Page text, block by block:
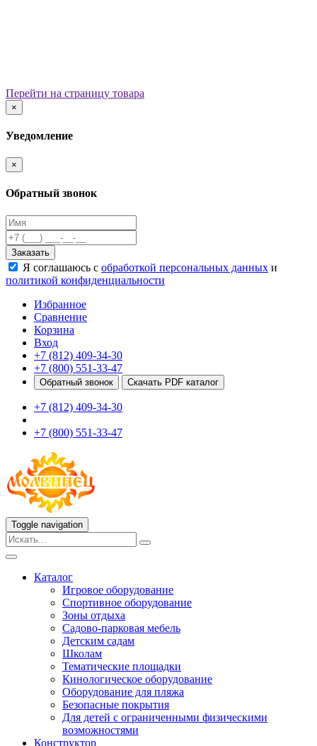
Игровые элементы
Качалки на пружине
Домики-беседки
Развивающие игровые элементы
ПДД для детей
Безопасные покрытия
Спортивные комплексы от 3 до 7 лет
Входные арки
Информационные стойки
Ограждения
Для детей с ограниченными возможностями
Школам
Игровые комплексы от 5 до 12 лет
Спортивные элементы
Тренажеры
Теннисные столы
Спортивные ворота
Спортивные стойки
Оборудование для ГТО
Информационные стойки
Ограждения
Безопасные покрытия
Игровые комплексы от 5 до 12 лет
Горки
Игровые элементы
Качели балансирные
Качалки на пружине
Качели
Песочницы
Песочные городки
Детские столики и скамьи
Домики-беседки
Теневые навесы и сцены
Развивающие игровые элементы
Перейти на страницу товара
×
Уведомление
×
Обратный звонок
Заказать
Я соглашаюсь с обработкой персональных данных и
политикой конфиденциальности
Избранное
Сравнение
Корзина
Вход
+7 (812) 409-34-30
+7 (800) 551-33-47
Обратный звонок Скачать PDF каталог
+7 (812) 409-34-30
+7 (800) 551-33-47
Toggle navigation
Каталог
Игровое оборудование
Спортивное оборудование
Зоны отдыха
Садово-парковая мебель
Детским садам
Школам
Тематические площадки
Кинологическое оборудование
Оборудование для пляжа
Безопасные покрытия
Для детей с ограниченными физическими
возможностями
Конструктор